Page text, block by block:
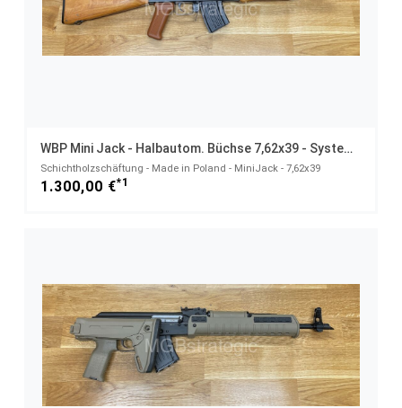
WBP Mini Jack - Halbautom. Büchse 7,62x39 - System AKM AK47 AK74
Schichtholzschäftung - Made in Poland - MiniJack - 7,62x39
1.300,00 €*1